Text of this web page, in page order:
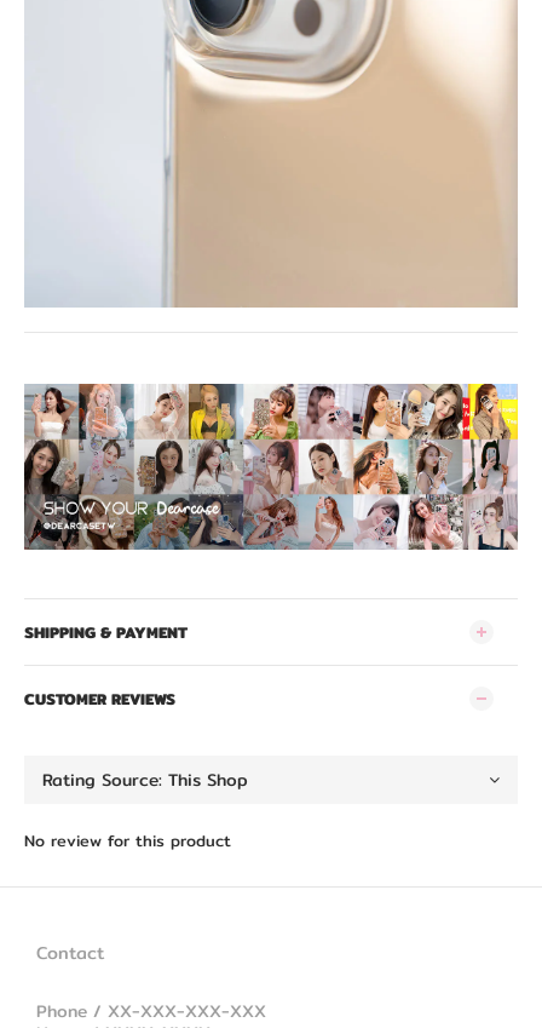
SHIPPING & PAYMENT
CUSTOMER REVIEWS
No review for this product
Contact
Phone / XX-XXX-XXX-XXX